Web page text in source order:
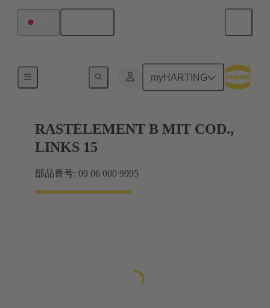
myHARTING
RASTELEMENT B MIT COD.,
LINKS 15
部品番号: 09 06 000 9995